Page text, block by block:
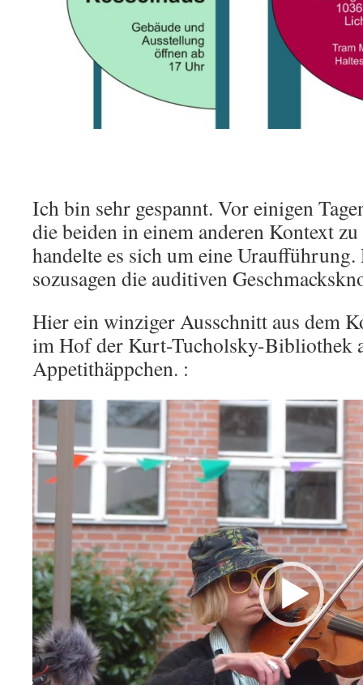
Ich bin sehr gespannt. Vor einigen
die beiden in einem anderen Kontext
handelte es sich um eine
sozusagen die auditiven
Hier ein winziger Ausschnitt aus dem
im Hof der Kurt-Tucholsky-Bibliothek
Appetithäppchen. :
Video-
Player